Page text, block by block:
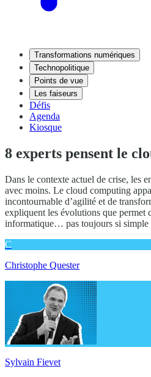
Transformations numériques
Technopolitique
Points de vue
Les faiseurs
Défis
Agenda
Kiosque
8 experts pensent le
Dans le contexte actuel de crise, les
avec moins. Le cloud computing
incontournable d’agilité et de
expliquent les évolutions que permet
informatique… pas toujours si simple
C
Christophe Quester
Sylvain Fievet